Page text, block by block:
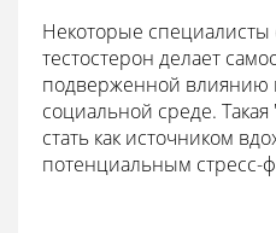
Некоторые специалисты
тестостерон делает
подверженной влиянию
социальной среде.
стать как источником
потенциальным стресс-